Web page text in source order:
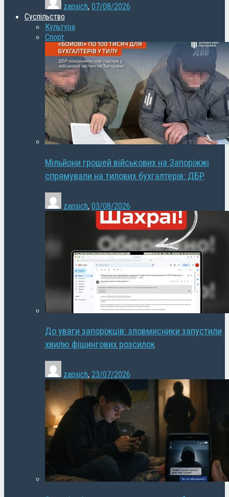
zapsich, 07/08/2026
Суспільство
Культура
Спорт
Мільйони грошей військових на Запоріжжі
спрямували на тилових бухгалтерів: ДБР
zapsich, 03/08/2026
До уваги запоріжців: зловмисники запустили
хвилю фішингових розсилок
zapsich, 23/07/2026